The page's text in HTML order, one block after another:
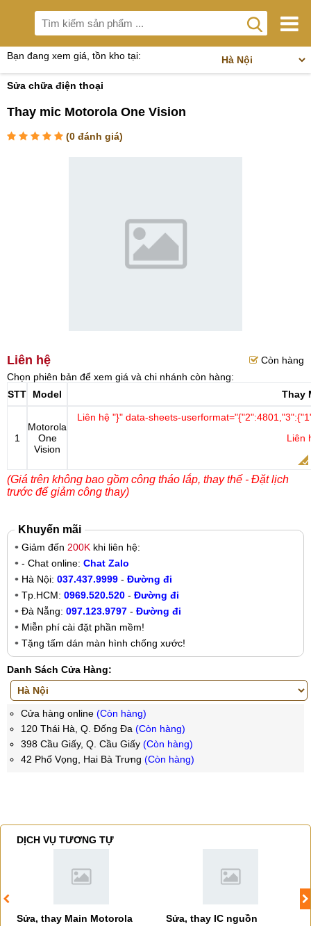
Bạn đang xem giá, tồn kho tại:
Sửa chữa điện thoại
Thay mic Motorola One Vision
(0 đánh giá)
Liên hệ
Còn hàng
Chọn phiên bản để xem giá và chi nhánh còn hàng:
STT
Model Thay
1
Motorola
One
Vision
Liên hệ "}" data-sheets-
Liên
(Giá trên không bao gồm công tháo lắp, thay thế - Đặt lịch
trước để giảm công thay)
Khuyến mãi
Giảm đến 200K khi liên hệ:
- Chat online: Chat Zalo
Hà Nội: 037.437.9999 - Đường đi
Tp.HCM: 0969.520.520 - Đường đi
Đà Nẵng: 097.123.9797 - Đường đi
Miễn phí cài đặt phần mềm!
Tặng tấm dán màn hình chống xước!
Danh Sách Cửa Hàng:
Cửa hàng online (Còn hàng)
120 Thái Hà, Q. Đống Đa (Còn hàng)
398 Cầu Giấy, Q. Cầu Giấy (Còn hàng)
42 Phố Vọng, Hai Bà Trưng (Còn hàng)
DỊCH VỤ TƯƠNG TỰ
Sửa, thay Main Motorola
Sửa, thay IC nguồn